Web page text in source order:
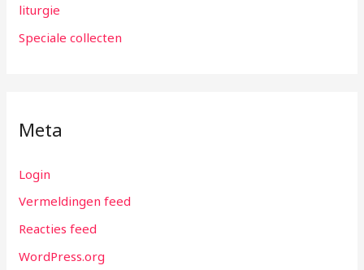
liturgie
Speciale collecten
Meta
Login
Vermeldingen feed
Reacties feed
WordPress.org